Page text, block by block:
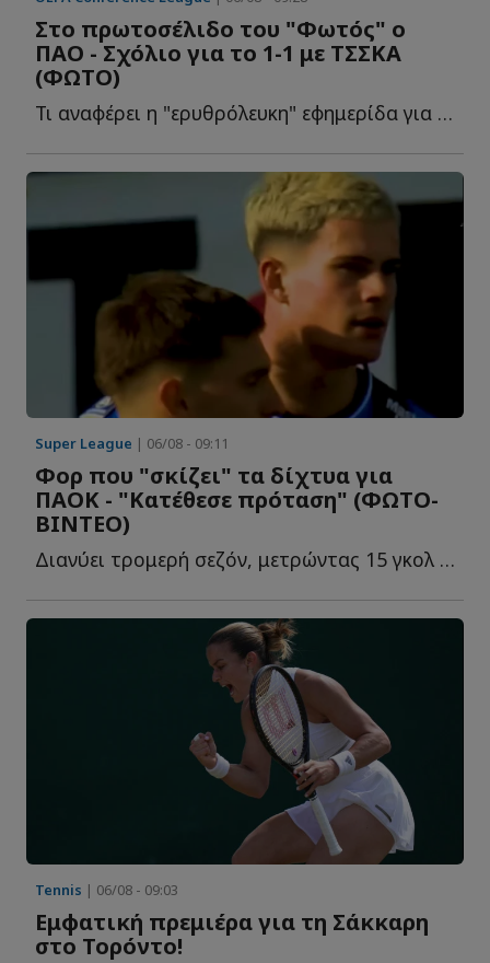
Στο πρωτοσέλιδο του "Φωτός" ο
ΠΑΟ - Σχόλιο για το 1-1 με ΤΣΣΚΑ
(ΦΩΤΟ)
Τι αναφέρει η "ερυθρόλευκη" εφημερίδα για την ισοπαλία τ...
Super League | 06/08 - 09:11
Φορ που "σκίζει" τα δίχτυα για
ΠΑΟΚ - "Κατέθεσε πρόταση" (ΦΩΤΟ-
ΒΙΝΤΕΟ)
Διανύει τρομερή σεζόν, μετρώντας 15 γκολ σε ισάριθμα π...
Tennis | 06/08 - 09:03
Εμφατική πρεμιέρα για τη Σάκκαρη
στο Τορόντο!